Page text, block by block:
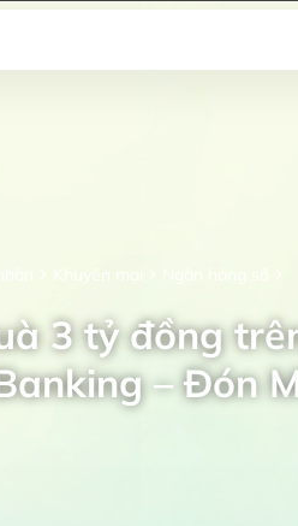
Khuyến mại Ngân hàng số
3 tỷ đồng
– Đón